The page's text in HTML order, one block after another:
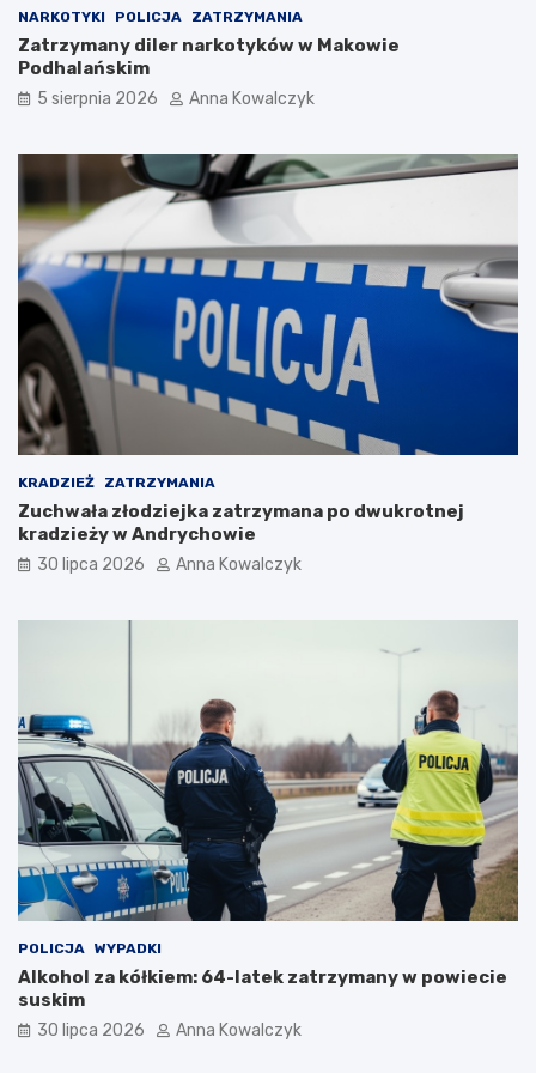
ó
t
d
o
a
l
n
o
ś
i
p
o
p
a
n
d
e
m
i
n
a
h
o
n
c
i
e
NARKOTYKI POLICJA ZATRZYMANIA
Zatrzymany diler narkotyków w Makowie
Podhalańskim
5 sierpnia 2026 Anna Kowalczyk
KRADZIEŻ ZATRZYMANIA
Zuchwała złodziejka zatrzymana po dwukrotnej
kradzieży w Andrychowie
30 lipca 2026 Anna Kowalczyk
POLICJA WYPADKI
Alkohol za kółkiem: 64-latek zatrzymany w powiecie
suskim
30 lipca 2026 Anna Kowalczyk